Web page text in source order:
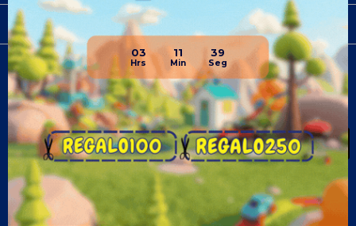
03 11 38
Compra
Newsletter
¡Suscribite y recibí todas nuestras novedades!
SUSCRIBIRME
¡Seguinos!
